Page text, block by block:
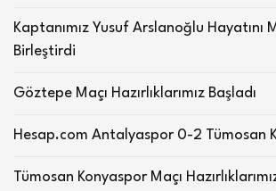
Kaptanımız Yusuf Arslanoğlu Hayatını
Birleştirdi
Göztepe Maçı Hazırlıklarımız Başladı
Hesap.com Antalyaspor 0-2 Tümosan
Tümosan Konyaspor Maçı